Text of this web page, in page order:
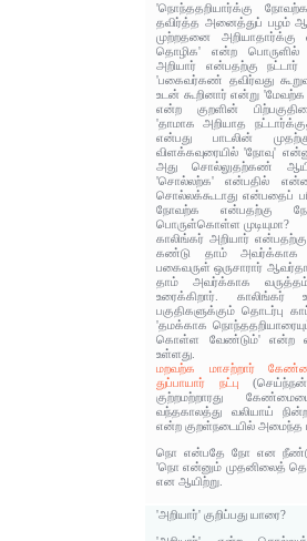
'நொந்ததறியார்க்கு
தவிர்த்த அனைத்துப் பழம்
முற்றதனை
தொழிக' என்ற பொருளில்
அறியார் என்பதற்கு
'பகைவர்கண் தவிர்வது
உடன் கூறினார் என்று
என்ற குறளின்
'தாமாக அறியாத
என்பது பாடலின்
விளக்கவுரையில் 'நோவு'
அது சொல்லுதற்கண்
'சொல்லற்க' என்பதில்
சொல்லக்கூடாது என்பதைப்
நோவற்க என்பதற்கு
பொருள்கொள்ள முடியுமா?
காலிங்கர் அறியார்
கண்டு தாம் அவர்க்காக
பகைவருள் ஒருசாரார்
தாம் அவர்க்காக
உரைக்கிறார்.
பகுதிகளுக்கும் தொடர்பு
'தமக்காக
கொள்ள வேண்டும்' என்ற
உள்ளது.
மறவற்க மாசற்றார்
துப்பாயார் நட்பு
குற்றமற்றாரது
வந்தகாலத்து வலியாய்
என்ற குறள்நடையில் அமைந்த
நொ என்பதே நோ என நீண்டு
'நொ என்னும் முதனிலைத்
என ஆயிற்று.
'அறியார்' குறிப்பது யாரை?